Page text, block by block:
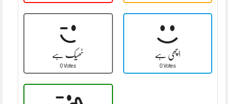
ٹھیک ہے
0 Votes
اچھی ہے
0 Votes